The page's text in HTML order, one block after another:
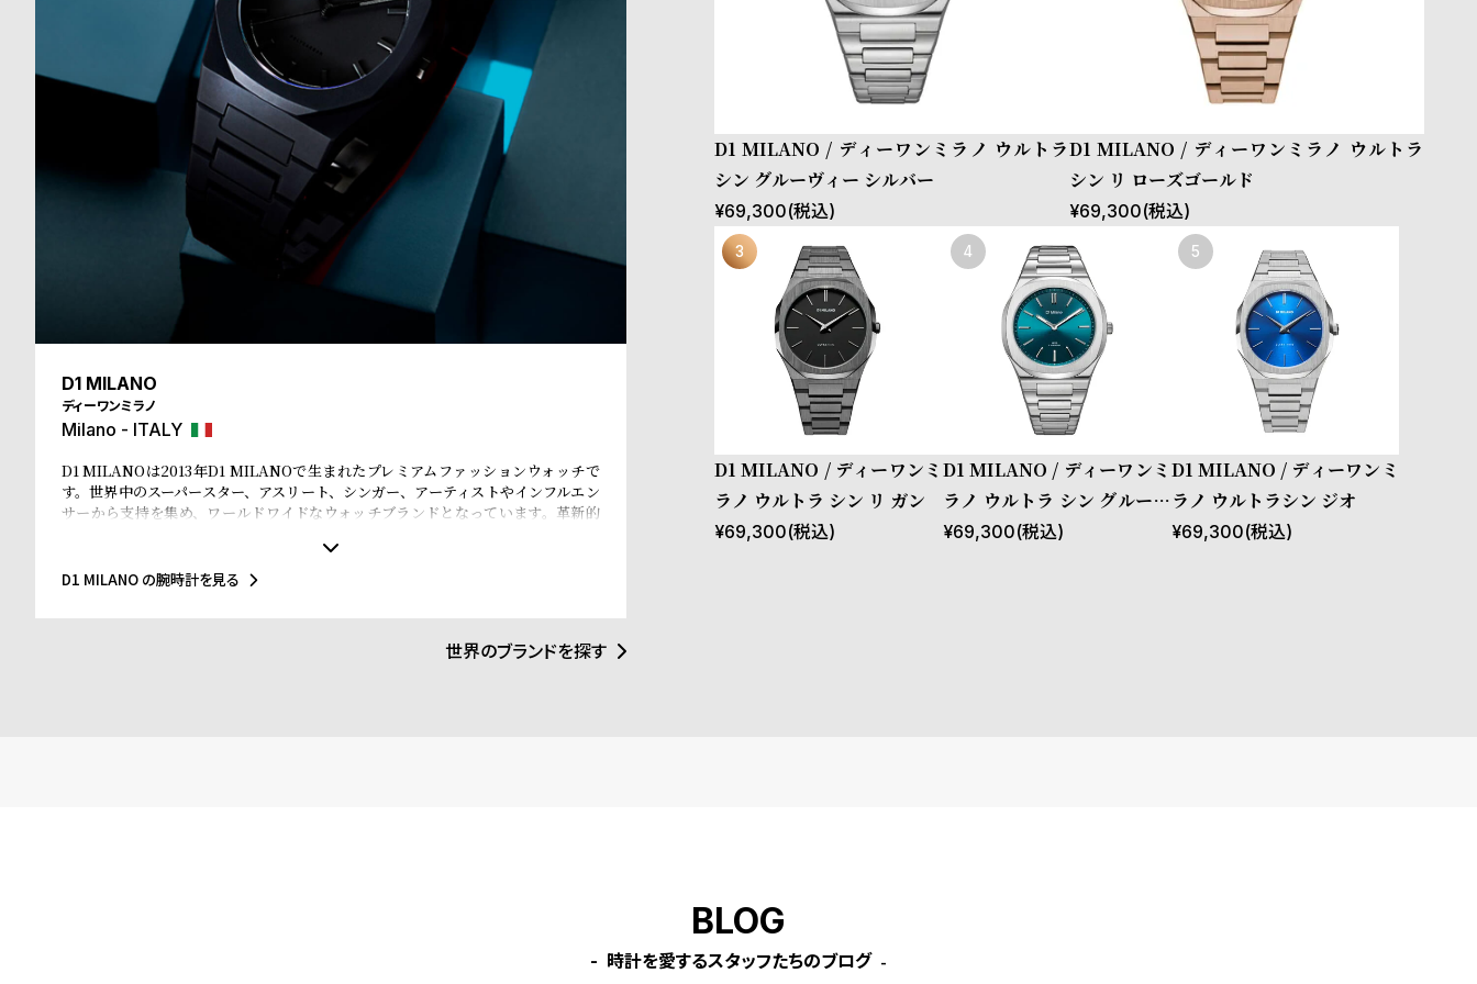
D1 MILANO
ディーワンミラノ
Milano - ITALY
D1 MILANOは2013年D1 MILANOで生まれたプレミアムファッションウォッチで
す。世界中のスーパースター、アスリート、シンガー、アーティストやインフルエン
サーから支持を集め、ワールドワイドなウォッチブランドとなっています。革新的
されたデザインは、流行を追いかける全ての人々にとってのマストアイテムとなる
ことでしょう。Forbesによって、ファッションを再定義する若いイタリアンブラン
などファッション業界のトップリーダーたちもノミネートされています。
D1 MILANO の腕時計を見る
世界のブランドを探す
D1 MILANO / ディーワンミラノ ウルトラ
シン グルーヴィー シルバー
¥69,300(税込)
D1 MILANO / ディーワンミラノ ウルトラ
シン リ ローズゴールド
¥69,300(税込)
D1 MILANO / ディーワンミ
ラノ ウルトラ シン リ ガン
¥69,300(税込)
D1 MILANO / ディーワンミ
ラノ ウルトラ シン グルーヴ
ィー グリーン
¥69,300(税込)
D1 MILANO / ディーワンミ
ラノ ウルトラシン ジオ
¥69,300(税込)
BLOG
時計を愛するスタッフたちのブログ